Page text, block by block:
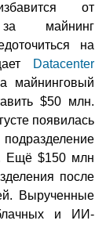
от
за майнинг
на
Datacenter
майнинговый
$50 млн.
появилась
Ещё $150 млн
после
Вырученные
и ИИ-